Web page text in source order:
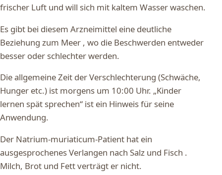
frischer Luft und will sich mit kaltem Wasser waschen.
Es gibt bei diesem Arzneimittel eine deutliche
Beziehung zum Meer , wo die Beschwerden entweder
besser oder schlechter werden.
Die allgemeine Zeit der Verschlechterung (Schwäche,
Hunger etc.) ist morgens um 10:00 Uhr. „Kinder
lernen spät sprechen“ ist ein Hinweis für seine
Anwendung.
Der Natrium-muriaticum-Patient hat ein
ausgesprochenes Verlangen nach Salz und Fisch .
Milch, Brot und Fett verträgt er nicht.